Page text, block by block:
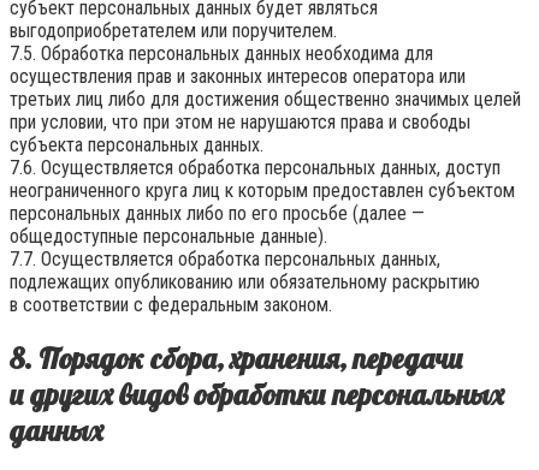
субъект персональных данных будет являться
выгодоприобретателем или поручителем.
7.5. Обработка персональных данных необходима для
осуществления прав и законных интересов оператора или
третьих лиц либо для достижения общественно значимых целей
при условии, что при этом не нарушаются права и свободы
субъекта персональных данных.
7.6. Осуществляется обработка персональных данных, доступ
неограниченного круга лиц к которым предоставлен субъектом
персональных данных либо по его просьбе (далее —
общедоступные персональные данные).
7.7. Осуществляется обработка персональных данных,
подлежащих опубликованию или обязательному раскрытию
в соответствии с федеральным законом.
8. Порядок сбора, хранения, передачи
и других видов обработки персональных
данных